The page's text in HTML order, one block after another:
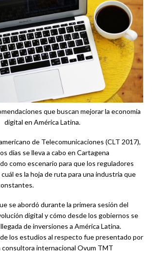
que buscan mejorar la economía
digital en América Latina.
de Telecomunicaciones (CLT 2017),
días se lleva a cabo en Cartagena
como escenario para que los reguladores
es la hoja de ruta para una industria que
se abordó durante la primera sesión del
digital y cómo desde los gobiernos se
de inversiones a América Latina.
los estudios al respecto fue presentado por
consultora internacional Ovum TMT